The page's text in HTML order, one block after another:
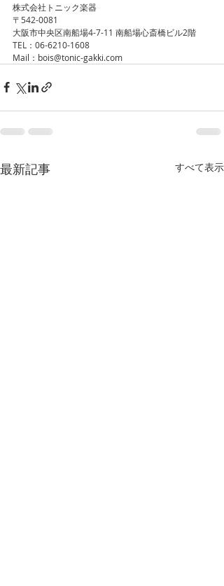
株式会社トニック楽器
〒542-0081
大阪市中央区南船場4-7-11 南船場心斎橋ビル2階
TEL：06-6210-1608
Mail：bois@tonic-gakki.com
最新記事 すべて表示